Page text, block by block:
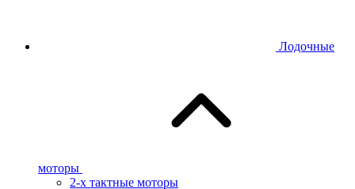
Лодочные
моторы
2-х тактные моторы